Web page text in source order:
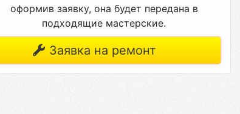
оформив заявку, она будет передана в
подходящие мастерские.
Заявка на ремонт